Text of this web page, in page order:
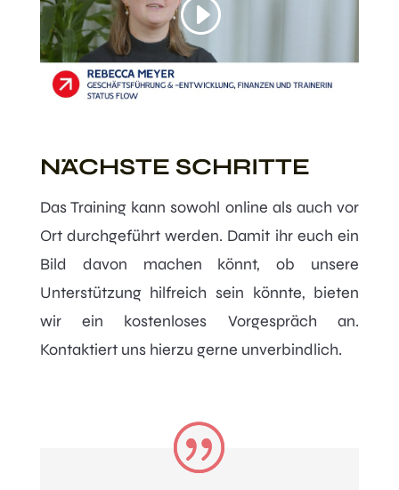
NÄCHSTE SCHRITTE
Das Training kann sowohl online als auch vor
Ort durchgeführt werden. Damit ihr euch ein
Bild davon machen könnt, ob unsere
Unterstützung hilfreich sein könnte, bieten
wir ein kostenloses Vorgespräch an.
Kontaktiert uns hierzu gerne unverbindlich.